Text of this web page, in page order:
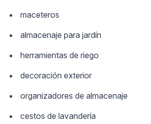
maceteros
almacenaje para jardín
herramientas de riego
decoración exterior
organizadores de almacenaje
cestos de lavandería